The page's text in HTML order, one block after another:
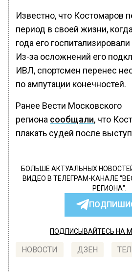
Известно, что Костомаров
период в своей жизни,
года его
Из-за осложнений его
ИВЛ, спортсмен перенес
по ампутации конечностей.
Ранее Вести Московского
региона сообщали, что
плакать судей после
БОЛЬШЕ АКТУАЛЬНЫХ
ВИДЕО В ТЕЛЕГРАМ-КАНАЛЕ
РЕГИОНА".
ПОДПИСЫВАЙТЕСЬ НА
НОВОСТИ ДЗЕН